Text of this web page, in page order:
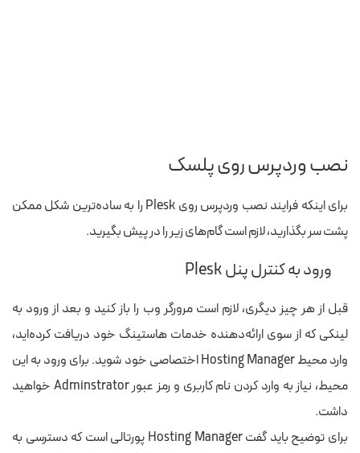
نصب وردپرس روی پلسک
برای اینکه فرایند نصب وردپرس روی Plesk را به ساده‌ترین شکل ممکن
پشت سر بگذارید، لازم است گام‌های زیر را در پیش بگیرید.
ورود به کنترل پنل Plesk
قبل از هر چیز دیگری، لازم است مرورگر وب را باز کنید و بعد از ورود به
لینکی که از سوی ارائه‌دهنده خدمات هاستینگ خود دریافت کرده‌اید،
وارد محیط Hosting Manager اختصاصی خود شوید. برای ورود به این
محیط، نیاز به وارد کردن نام کاربری و رمز عبور Adminstrator خواهید
داشت.
برای توضیح باید گفت Hosting Manager پورتالی است که دسترسی به